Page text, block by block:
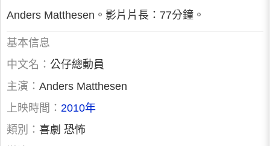
Anders Matthesen。影片片長：77分鐘。
基本信息
中文名： 公仔總動員
主演： Anders Matthesen
上映時間： 2010年
類別： 喜劇 恐怖